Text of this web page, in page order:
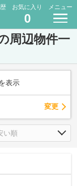
お気に入り
0
メニュー
周辺物件一
表示
変更